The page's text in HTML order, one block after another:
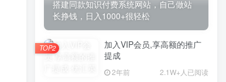
搭建同款知识付费系统网站，自己做站
长挣钱，日入1000+很轻松
加入VIP会员,享高额的推广
提成
2年前 2.1W+人已阅读
TOP2